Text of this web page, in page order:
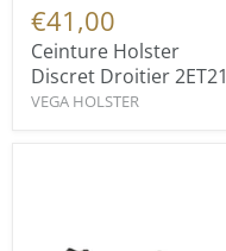
€41,00
Ceinture Holster
Discret Droitier 2ET21
VEGA HOLSTER